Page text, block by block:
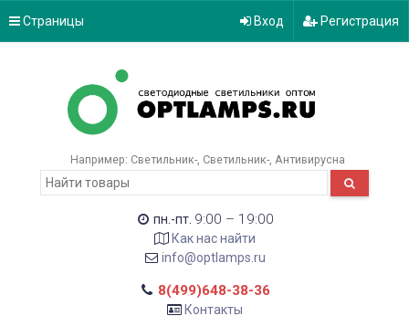
Страницы Вход Регистрация
Например: Светильник- Светильник- Антивирусна
пн.-пт. 9:00 – 19:00
Как нас найти
info@optlamps.ru
8(499)648-38-36
Контакты